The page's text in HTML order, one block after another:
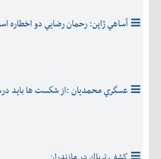
آساهي ژاپن: رحمان رضايي دو اخطاره
عسگري محمديان :از شكست ها بايد